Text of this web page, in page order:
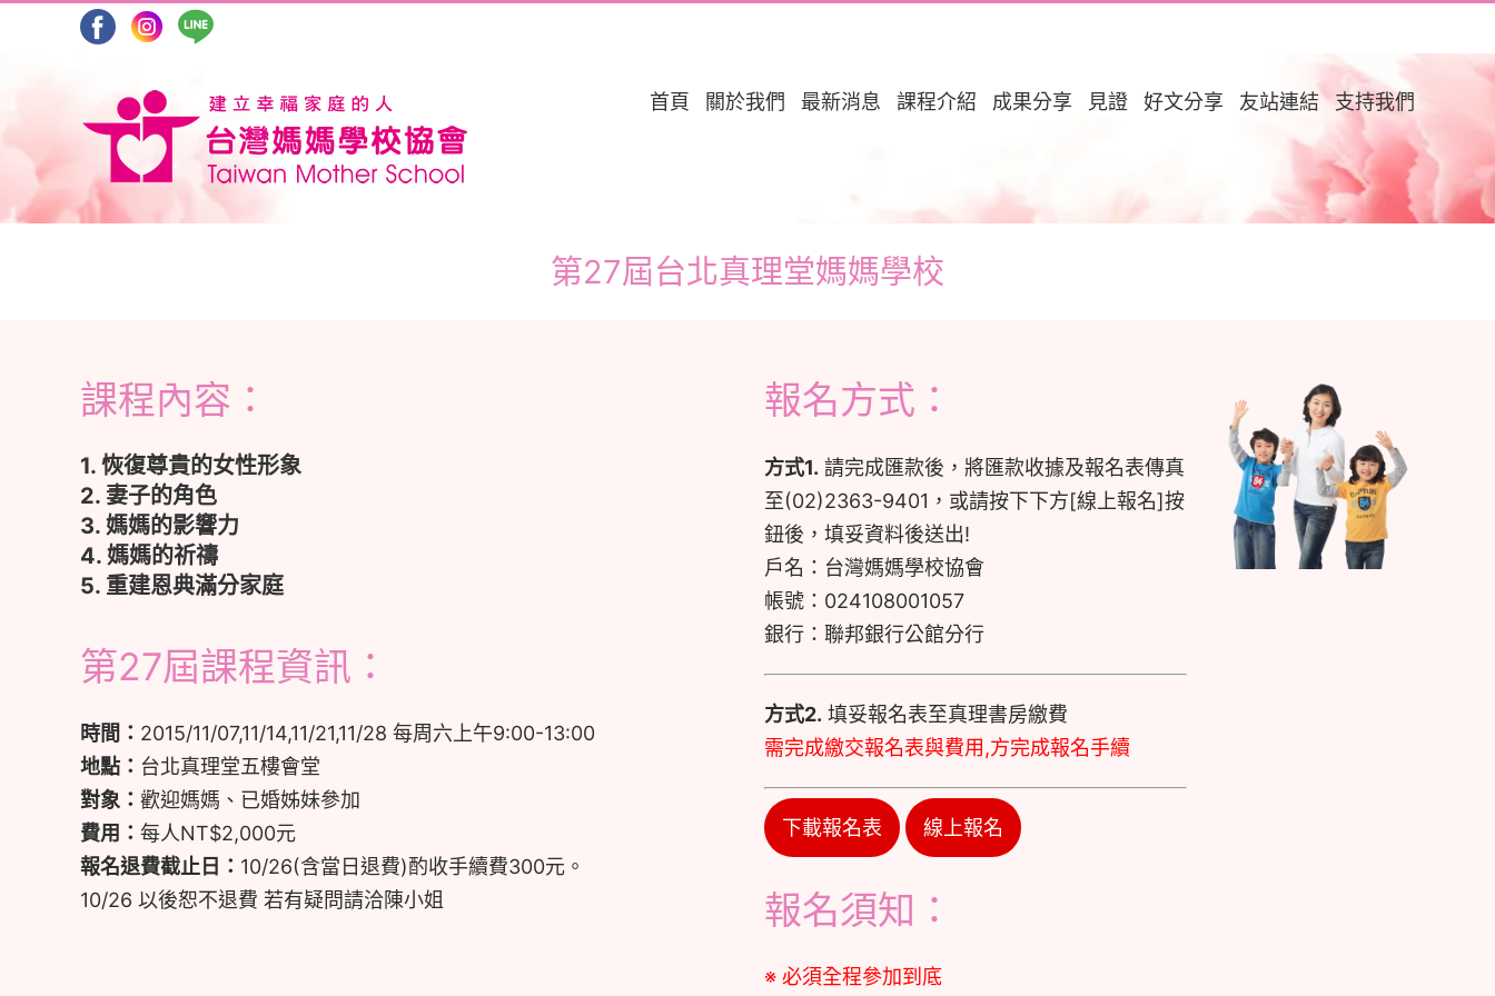
首頁
關於我們 最新消息 課程介紹 成果分享 見證 好文分享 友站連結 支持我們
第27屆台北真理堂媽媽學校
課程內容：
1. 恢復尊貴的女性形象
2. 妻子的角色
3. 媽媽的影響力
4. 媽媽的祈禱
5. 重建恩典滿分家庭
第27屆課程資訊：
時間： 2015/11/07,11/14,11/21,11/28 每周六上午9:00-13:00
地點： 台北真理堂五樓會堂
對象： 歡迎媽媽、已婚姊妹參加
費用： 每人NT$2,000元
報名退費截止日： 10/26(含當日退費)酌收手續費300元。
10/26 以後恕不退費 若有疑問請洽陳小姐
報名方式：
方式1. 請完成匯款後，將匯款收據及報名表傳真
至(02)2363-9401，或請按下下方[線上報名]按
鈕後，填妥資料後送出!
戶名：台灣媽媽學校協會
帳號：024108001057
銀行：聯邦銀行公館分行
方式2. 填妥報名表至真理書房繳費
需完成繳交報名表與費用,方完成報名手續
下載報名表 線上報名
報名須知：
※ 必須全程參加到底